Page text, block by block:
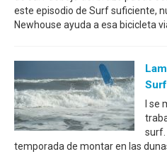
este episodio de Surf suficiente,
Newhouse ayuda a esa bicicleta
Surf
I se
surf.
temporada de montar en las